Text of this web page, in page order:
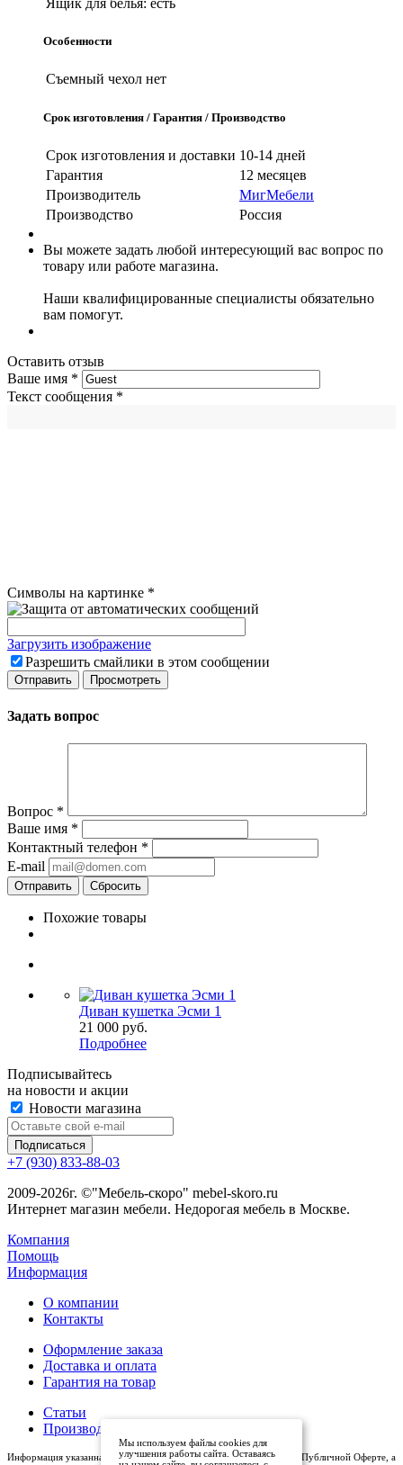
Ящик для белья: есть
Особенности
Съемный чехол нет
Срок изготовления / Гарантия / Производство
Срок изготовления и доставки 10-14 дней
Гарантия
12 месяцев
Производитель
МигМебели
Производство
Россия
Вы можете задать любой интересующий вас вопрос по
товару или работе магазина.
Наши квалифицированные специалисты обязательно
вам помогут.
Оставить отзыв
Ваше имя *
Текст сообщения *
Символы на картинке *
Загрузить изображение
Разрешить смайлики в этом сообщении
Задать вопрос
Вопрос *
Ваше имя *
Контактный телефон *
E-mail
Сбросить
Похожие товары
Диван кушетка Эсми 1
21 000 руб.
Подробнее
Подписывайтесь
на новости и акции
Новости магазина
+7 (930) 833-88-03
2009-2026г. ©"Мебель-скоро" mebel-skoro.ru
Интернет магазин мебели. Недорогая мебель в Москве.
Компания
Помощь
Информация
О компании
Контакты
Оформление заказа
Доставка и оплата
Гарантия на товар
Статьи
Производители
Информация указанная на сайте (описания и цены), не относится к Публичной Оферте, а
Мы используем файлы cookies для
улучшения работы сайта. Оставаясь